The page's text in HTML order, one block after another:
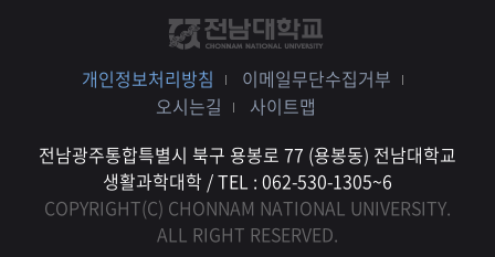
개인정보처리방침
이메일무단수집거부
오시는길
사이트맵
전남광주통합특별시 북구 용봉로 77 (용봉동) 전남대학교
생활과학대학 / TEL : 062-530-1305~6
COPYRIGHT(C) CHONNAM NATIONAL UNIVERSITY.
ALL RIGHT RESERVED.